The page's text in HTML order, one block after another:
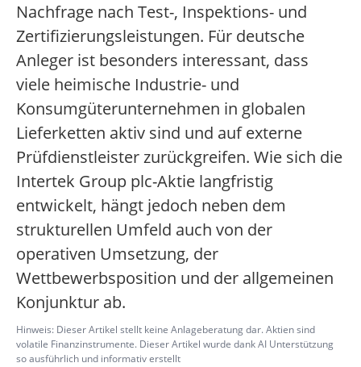
Nachfrage nach Test-, Inspektions- und
Zertifizierungsleistungen. Für deutsche
Anleger ist besonders interessant, dass
viele heimische Industrie- und
Konsumgüterunternehmen in globalen
Lieferketten aktiv sind und auf externe
Prüfdienstleister zurückgreifen. Wie sich die
Intertek Group plc-Aktie langfristig
entwickelt, hängt jedoch neben dem
strukturellen Umfeld auch von der
operativen Umsetzung, der
Wettbewerbsposition und der allgemeinen
Konjunktur ab.
Hinweis: Dieser Artikel stellt keine Anlageberatung dar. Aktien sind
volatile Finanzinstrumente. Dieser Artikel wurde dank AI Unterstützung
so ausführlich und informativ erstellt